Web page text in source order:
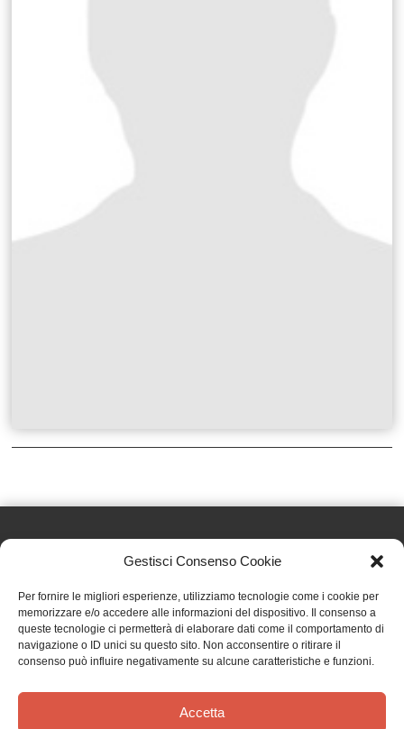
Gestisci Consenso Cookie
Per fornire le migliori esperienze, utilizziamo tecnologie come i cookie per
memorizzare e/o accedere alle informazioni del dispositivo. Il consenso a
queste tecnologie ci permetterà di elaborare dati come il comportamento di
navigazione o ID unici su questo sito. Non acconsentire o ritirare il
consenso può influire negativamente su alcune caratteristiche e funzioni.
Accetta
Effatà Editrice di Pellegrino Paolo SAS
C.F. e P.IVA 09655250018
Via Tre Denti, 1 - 10060 Cantalupa (TO)
Telefono: (+39) 0121 353452 - Fax: (+39) 0121 353839